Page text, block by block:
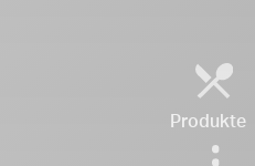
Produkte